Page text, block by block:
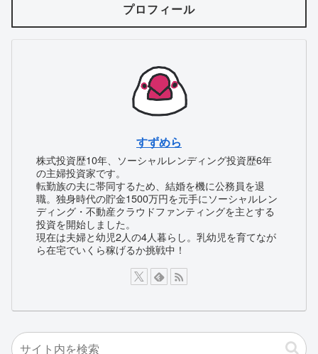
プロフィール
すずめら
株式投資歴10年、ソーシャルレンディング投資歴6年
の主婦投資家です。
転勤族の夫に帯同するため、結婚を機に公務員を退
職。独身時代の貯金1500万円を元手にソーシャルレン
ディング・不動産クラウドファンティングを主とする
投資を開始しました。
現在は夫婦と幼児2人の4人暮らし。乳幼児を育てなが
ら在宅でいくら稼げるか挑戦中！